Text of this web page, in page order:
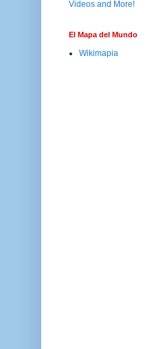
El Mapa del Mundo
Wikimapia